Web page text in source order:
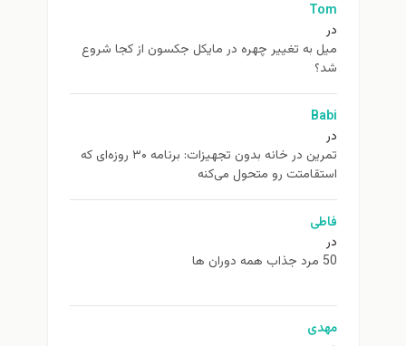
Tom
در
ميل به تغيير چهره در مایکل جکسون از كجا شروع
شد؟
Babi
در
تمرین در خانه بدون تجهیزات: برنامه ۳۰ روزه‌ای که
استقامتت رو متحول می‌کنه
فاطی
در
50 مرد جذاب همه دوران ها
مهدی